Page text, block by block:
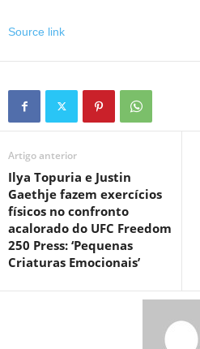
Source link
Artigo anterior
Ilya Topuria e Justin
Gaethje fazem exercícios
físicos no confronto
acalorado do UFC Freedom
250 Press: ‘Pequenas
Criaturas Emocionais’